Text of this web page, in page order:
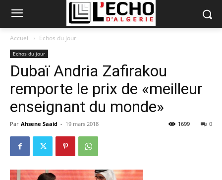
Accueil Echos du jour
Echos du jour
Dubaï Andria Zafirakou
remporte le prix de «meilleur
enseignant du monde»
Par Ahsene Saaid - 19 mars 2018 0
1699